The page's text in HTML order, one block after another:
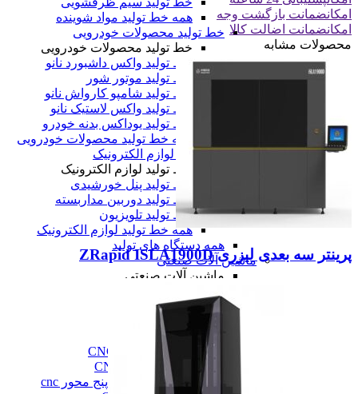
همه خط تولید مواد شوینده
خط تولید محصولات خودرویی
خط تولید محصولات خودرویی
خط تولید واکس داشبورد نانو
خط تولید موتور شور
خط تولید شامپو کارواش نانو
خط تولید واکس لاستیک نانو
خط تولید یوداکس بدنه خودرو
همه خط تولید محصولات خودرویی
خط تولید لوازم الکترونیک
خط تولید لوازم الکترونیک
خط تولید پنل خورشیدی
خط تولید دوربین مداربسته
خط تولید تلویزیون
همه خط تولید لوازم الکترونیک
همه دستگاه های تولید
ماشین آلات صنعتی
ماشین آلات صنعتی
فرز cnc
فرز افقی CNC
فرز بورینگ cnc
فرز دروازه ای CNC
فرز دنده زنی CNC
فرز سه، چهار و پنج محور cnc
امکانضمانت بازگشت وجه
امکانضمانت اضالت کالا
محصولات مشابه
پرینتر سه بعدی لیزری ZRapid ISLA1900D